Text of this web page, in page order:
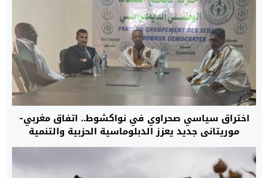
اختراق سياسي صحراوي في نواكشوط.. اتفاق مغربي-
موريتاني جديد يعزز الدبلوماسية الحزبية والتنمية
المستدامة